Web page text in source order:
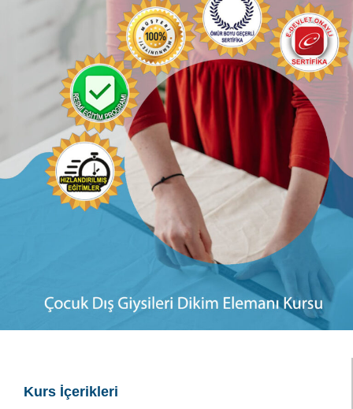
Kurs İçerikleri
Çocuk Dış Giysileri Dikim Elemanı Sertifika